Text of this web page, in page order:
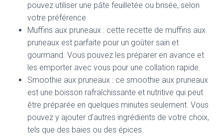
pouvez utiliser une pâte feuilletée ou brisée, selon
votre préférence.
Muffins aux pruneaux : cette recette de muffins aux
pruneaux est parfaite pour un goûter sain et
gourmand. Vous pouvez les préparer en avance et
les emporter avec vous pour une collation rapide.
Smoothie aux pruneaux : ce smoothie aux pruneaux
est une boisson rafraîchissante et nutritive qui peut
être préparée en quelques minutes seulement. Vous
pouvez y ajouter d’autres ingrédients de votre choix,
tels que des baies ou des épices.